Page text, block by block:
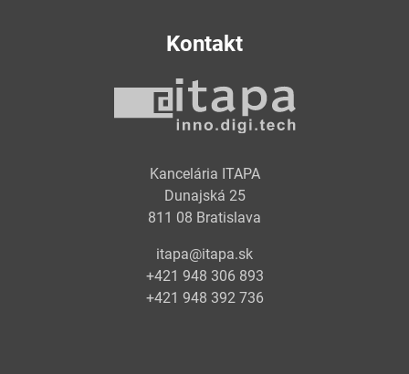
Kontakt
Kancelária ITAPA
Dunajská 25
811 08 Bratislava
itapa@itapa.sk
+421 948 306 893
+421 948 392 736